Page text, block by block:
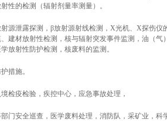
性的检测（辐射剂量率测量）。
源泄露探测，β放射源射线检测，X光机、X探伤仪
建材放射性检测，核与辐射突发事件监测，油（气
放射性防护检测，核废料的监测。
措施。
检疫检验，疾控中心，应急事故处理，
门安全巡查，医学废料处理，消防队，采矿业，科